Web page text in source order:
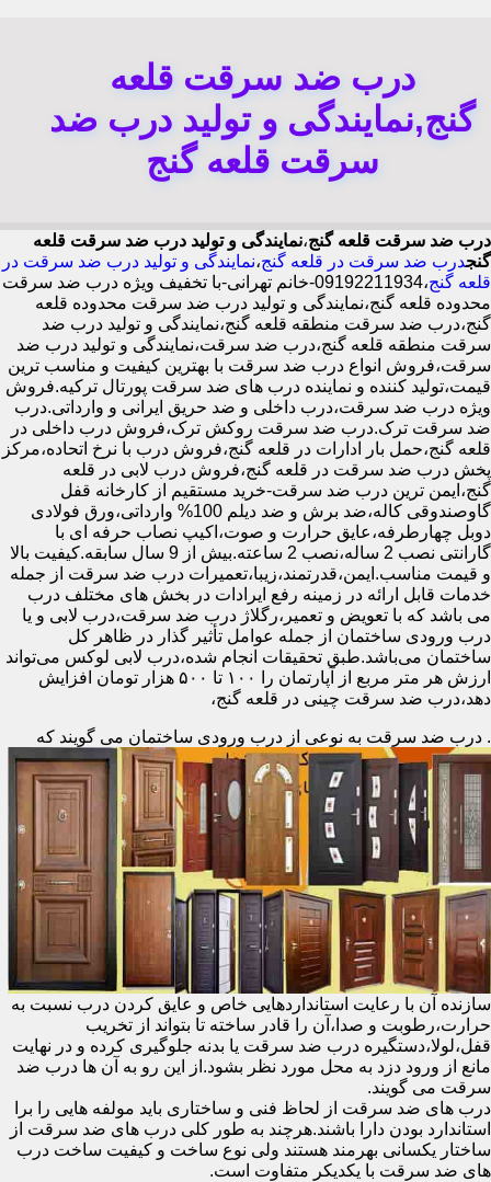
درب ضد سرقت قلعه
گنج,نمایندگی و تولید درب ضد
سرقت قلعه گنج
درب ضد سرقت قلعه گنج،نمایندگی و تولید درب ضد سرقت قلعه
گنجدرب ضد سرقت در قلعه گنج،نمایندگی و تولید درب ضد سرقت در
قلعه گنج
،09192211934-خانم تهرانی-با تخفیف ویژه درب ضد سرقت
محدوده قلعه گنج،نمایندگی و تولید درب ضد سرقت محدوده قلعه
گنج،درب ضد سرقت منطقه قلعه گنج،نمایندگی و تولید درب ضد
سرقت منطقه قلعه گنج،درب ضد سرقت،نمایندگی و تولید درب ضد
سرقت،فروش انواع درب ضد سرقت با بهترین کیفیت و مناسب ترین
قیمت،تولید کننده و نماینده درب های ضد سرقت پورتال ترکیه.فروش
ویژه درب ضد سرقت،درب داخلی و ضد حریق ایرانی و وارداتی.درب
ضد سرقت ترک.درب ضد سرقت روکش ترک،فروش درب داخلی در
قلعه گنج،حمل بار ادارات در قلعه گنج،فروش درب با نرخ اتحاده،مرکز
پخش درب ضد سرقت در قلعه گنج،فروش درب لابی در قلعه
گنج،ایمن ترین درب ضد سرقت-خرید مستقیم از کارخانه قفل
گاوصندوقی کاله،ضد برش و ضد دیلم 100% وارداتی،ورق فولادی
دوبل چهارطرفه،عایق حرارت و صوت،اکیپ نصاب حرفه ای با
گارانتی نصب 2 ساله،نصب 2 ساعته.بیش از 9 سال سابقه.کیفیت بالا
و قیمت مناسب.ایمن،قدرتمند،زیبا،تعمیرات درب ضد سرقت از جمله
خدمات قابل ارائه در زمینه رفع ایرادات در بخش های مختلف درب
می باشد که با تعویض و تعمیر،رگلاژ درب ضد سرقت،درب لابی و یا
درب ورودی ساختمان از جمله عوامل تأثیر گذار در ظاهر کل
ساختمان می‌باشد.طبق تحقیقات انجام شده،درب لابی لوکس می‌تواند
ارزش هر متر مربع از آپارتمان را ۱۰۰ تا ۵۰۰ هزار تومان افزایش
دهد،درب ضد سرقت چینی در قلعه گنج،
. درب ضد سرقت به نوعی از درب ورودی ساختمان می گویند که
سازنده آن با رعایت استانداردهایی خاص و عایق کردن درب نسبت به
حرارت،رطوبت و صدا،آن را قادر ساخته تا بتواند از تخریب
قفل،لولا،دستگیره درب ضد سرقت یا بدنه جلوگیری کرده و در نهایت
مانع از ورود دزد به محل مورد نظر بشود.از این رو به آن ها درب ضد
سرقت می گویند.
درب های ضد سرقت از لحاظ فنی و ساختاری باید مولفه هایی را برا
استاندارد بودن دارا باشند.هرچند به طور کلی درب های ضد سرقت از
ساختار یکسانی بهرمند هستند ولی نوع ساخت و کیفیت ساخت درب
های ضد سرقت با یکدیکر متفاوت است.